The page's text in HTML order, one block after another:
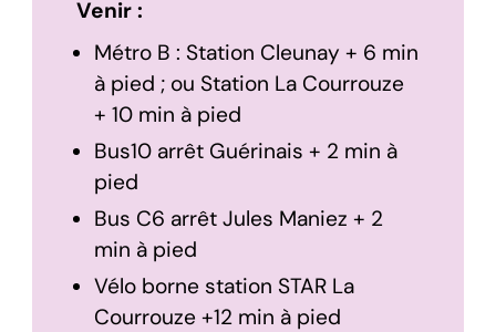
Venir :
Métro B : Station Cleunay + 6 min
à pied ; ou Station La Courrouze
+ 10 min à pied
Bus10 arrêt Guérinais + 2 min à
pied
Bus C6 arrêt Jules Maniez + 2
min à pied
Vélo borne station STAR La
Courrouze +12 min à pied